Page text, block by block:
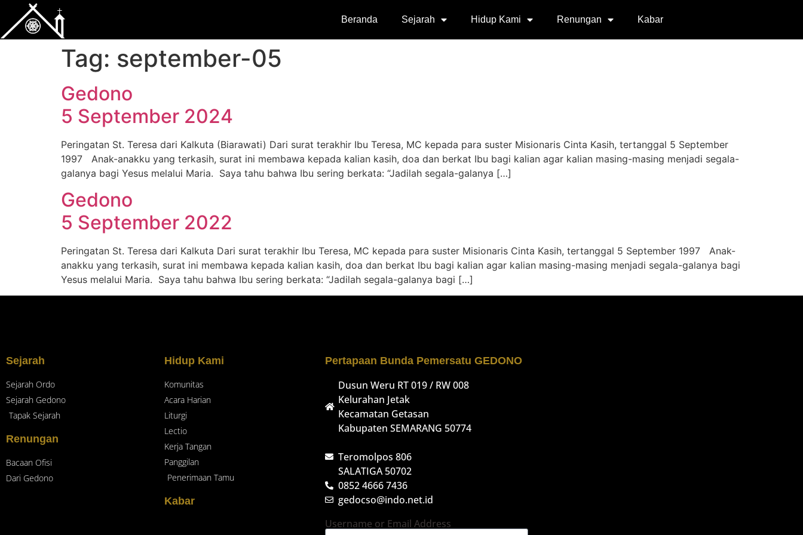
Beranda Sejarah Hidup Kami Renungan Kabar
Tag: september-05
Gedono
5 September 2024
Peringatan St. Teresa dari Kalkuta (Biarawati) Dari surat terakhir Ibu Teresa, MC kepada para suster Misionaris Cinta Kasih, tertanggal 5 September
1997 Anak-anakku yang terkasih, surat ini membawa kepada kalian kasih, doa dan berkat Ibu bagi kalian agar kalian masing-masing menjadi segala-
galanya bagi Yesus melalui Maria. Saya tahu bahwa Ibu sering berkata: “Jadilah segala-galanya […]
Gedono
5 September 2022
Peringatan St. Teresa dari Kalkuta Dari surat terakhir Ibu Teresa, MC kepada para suster Misionaris Cinta Kasih, tertanggal 5 September 1997 Anak-
anakku yang terkasih, surat ini membawa kepada kalian kasih, doa dan berkat Ibu bagi kalian agar kalian masing-masing menjadi segala-galanya bagi
Yesus melalui Maria. Saya tahu bahwa Ibu sering berkata: “Jadilah segala-galanya bagi […]
Sejarah
Sejarah Ordo
Sejarah Gedono
Tapak Sejarah
Renungan
Bacaan Ofisi
Dari Gedono
Hidup Kami
Komunitas
Acara Harian
Liturgi
Lectio
Kerja Tangan
Panggilan
Penerimaan Tamu
Kabar
Pertapaan Bunda Pemersatu GEDONO
Dusun Weru RT 019 / RW 008
Kelurahan Jetak
Kecamatan Getasan
Kabupaten SEMARANG 50774
Teromolpos 806
SALATIGA 50702
0852 4666 7436
gedocso@indo.net.id
Username or Email Address